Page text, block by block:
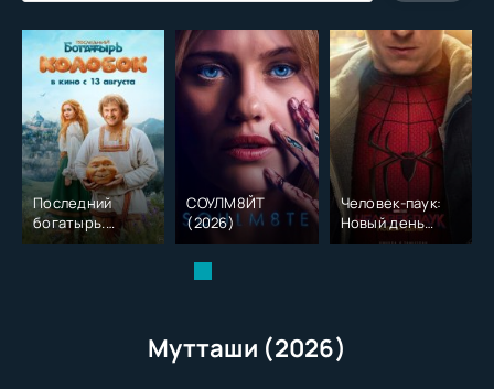
Последний
богатырь.
Колобок (2026)
СОУЛМ8ЙТ
(2026)
Человек-паук:
Новый день
(2026)
Мутташи (2026)